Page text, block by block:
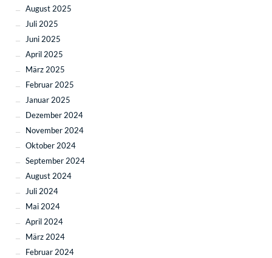
August 2025
Juli 2025
Juni 2025
April 2025
März 2025
Februar 2025
Januar 2025
Dezember 2024
November 2024
Oktober 2024
September 2024
August 2024
Juli 2024
Mai 2024
April 2024
März 2024
Februar 2024